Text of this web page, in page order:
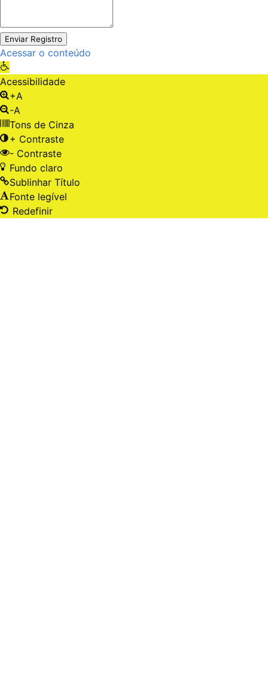
Enviar Registro
Acessar o conteúdo
Abrir a barra de ferramentas
Acessibilidade
+A
-A
Tons de Cinza
+ Contraste
- Contraste
Fundo claro
Sublinhar Título
Fonte legível
Redefinir